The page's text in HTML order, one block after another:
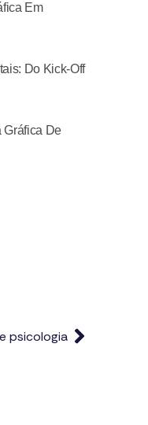
Em
Do Kick-Off
Gráfica De
psicologia